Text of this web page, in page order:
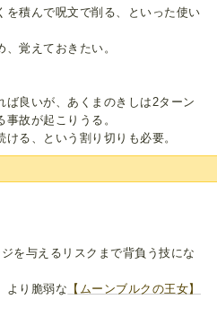
積んで呪文で削る、といった使い
覚えておきたい。
良いが、あくまのきしは2ターン
故が起こりうる。
る、という割り切りも必要。
を与えるリスクまで背負う技にな
より脆弱な 【ムーンブルクの王女】